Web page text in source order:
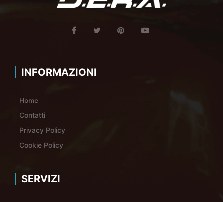
INFORMAZIONI
Home
Contatti
Privacy Policy
Cookie Policy
SERVIZI